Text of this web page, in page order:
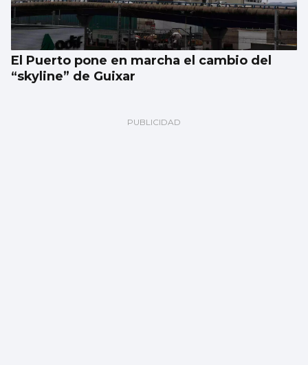
El Puerto pone en marcha el cambio del
“skyline” de Guixar